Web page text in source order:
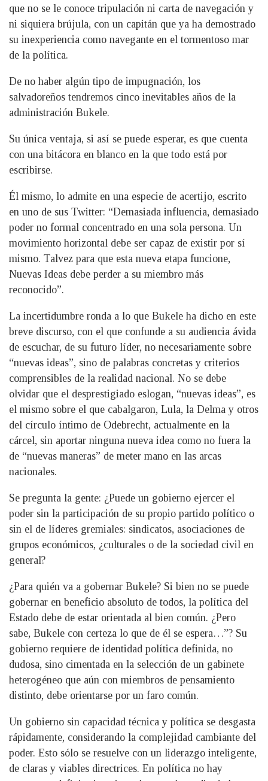
que no se le conoce tripulación ni carta de navegación y
ni siquiera brújula, con un capitán que ya ha demostrado
su inexperiencia como navegante en el tormentoso mar
de la política.
De no haber algún tipo de impugnación, los
salvadoreños tendremos cinco inevitables años de la
administración Bukele.
Su única ventaja, si así se puede esperar, es que cuenta
con una bitácora en blanco en la que todo está por
escribirse.
Él mismo, lo admite en una especie de acertijo, escrito
en uno de sus Twitter: “Demasiada influencia, demasiado
poder no formal concentrado en una sola persona. Un
movimiento horizontal debe ser capaz de existir por sí
mismo. Talvez para que esta nueva etapa funcione,
Nuevas Ideas debe perder a su miembro más
reconocido”.
La incertidumbre ronda a lo que Bukele ha dicho en este
breve discurso, con el que confunde a su audiencia ávida
de escuchar, de su futuro líder, no necesariamente sobre
“nuevas ideas”, sino de palabras concretas y criterios
comprensibles de la realidad nacional. No se debe
olvidar que el desprestigiado eslogan, “nuevas ideas”, es
el mismo sobre el que cabalgaron, Lula, la Delma y otros
del círculo íntimo de Odebrecht, actualmente en la
cárcel, sin aportar ninguna nueva idea como no fuera la
de “nuevas maneras” de meter mano en las arcas
nacionales.
Se pregunta la gente: ¿Puede un gobierno ejercer el
poder sin la participación de su propio partido político o
sin el de líderes gremiales: sindicatos, asociaciones de
grupos económicos, ¿culturales o de la sociedad civil en
general?
¿Para quién va a gobernar Bukele? Si bien no se puede
gobernar en beneficio absoluto de todos, la política del
Estado debe de estar orientada al bien común. ¿Pero
sabe, Bukele con certeza lo que de él se espera…”? Su
gobierno requiere de identidad política definida, no
dudosa, sino cimentada en la selección de un gabinete
heterogéneo que aún con miembros de pensamiento
distinto, debe orientarse por un faro común.
Un gobierno sin capacidad técnica y política se desgasta
rápidamente, considerando la complejidad cambiante del
poder. Esto sólo se resuelve con un liderazgo inteligente,
de claras y viables directrices. En política no hay